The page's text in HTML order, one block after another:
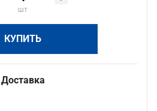
шт
КУПИТЬ
Доставка